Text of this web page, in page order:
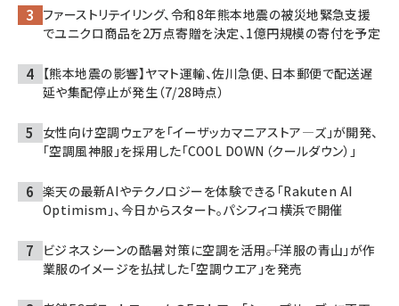
ファーストリテイリング、令和8年熊本地震の被災地緊急支援
でユニクロ商品を2万点寄贈を決定、1億円規模の寄付を予定
【熊本地震の影響】ヤマト運輸、佐川急便、日本郵便で配送遅
延や集配停止が発生（7/28時点）
女性向け空調ウェアを「イーザッカマニアストア―ズ」が開発、
「空調風神服」を採用した「COOL DOWN（クールダウン）」
楽天の最新AIやテクノロジーを体験できる「Rakuten AI
Optimism」、今日からスタート。パシフィコ横浜で開催
ビジネスシーンの酷暑対策に空調を活用――。「洋服の青山」が作
業服のイメージを払拭した「空調ウエア」を発売